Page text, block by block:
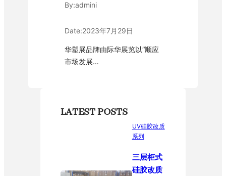
By:admini
Date:2023年7月29日
华塑展品牌由际华展览以“顺应
市场发展…
LATEST POSTS
UV硅胶改质
系列
三层柜式
硅胶改质